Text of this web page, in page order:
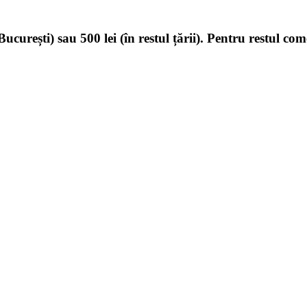
sau 500 lei (în restul țării). Pentru restul